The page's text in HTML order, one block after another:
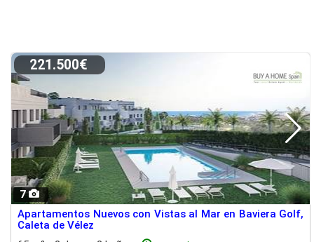
7
221.500€
Apartamentos Nuevos con Vistas al Mar en Baviera Golf,
Caleta de Vélez